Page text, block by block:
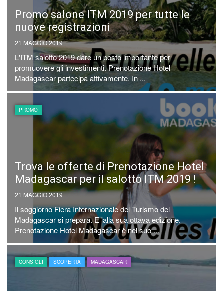
Promo salone ITM 2019 per tutte le
nuove registrazioni
21 MAGGIO 2019
L'ITM salotto 2019 dare un posto importante per
promuovere gli investimenti. Prenotazione Hotel
Madagascar partecipa attivamente. In ...
PROMO
Trova le offerte di Prenotazione Hotel
Madagascar per il salotto ITM 2019 !
21 MAGGIO 2019
Il soggiorno Fiera Internazionale del Turismo del
Madagascar si prepara. E 'alla sua ottava edizione.
Prenotazione Hotel Madagascar è nel suo ...
CONSIGLI SCOPERTA MADAGASCAR